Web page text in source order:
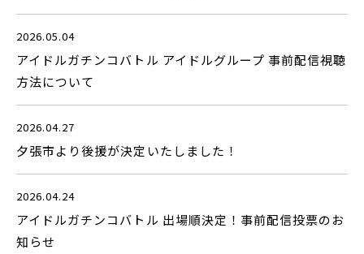
2026.05.04
アイドルガチンコバトル アイドルグループ 事前配信視聴
方法について
2026.04.27
夕張市より後援が決定いたしました！
2026.04.24
アイドルガチンコバトル 出場順決定！事前配信投票のお
知らせ